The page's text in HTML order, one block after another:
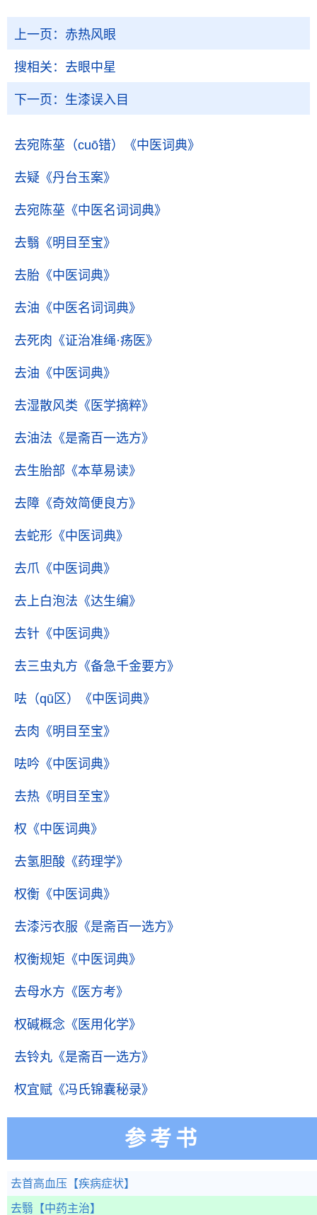
上一页： 赤热风眼
搜相关： 去眼中星
下一页： 生漆误入目
去宛陈莝（cuō错） 《中医词典》
去疑 《丹台玉案》
去宛陈莝 《中医名词词典》
去翳 《明目至宝》
去胎 《中医词典》
去油 《中医名词词典》
去死肉 《证治准绳·疡医》
去油 《中医词典》
去湿散风类 《医学摘粹》
去油法 《是斋百一选方》
去生胎部 《本草易读》
去障 《奇效简便良方》
去蛇形 《中医词典》
去爪 《中医词典》
去上白泡法 《达生编》
去针 《中医词典》
去三虫丸方 《备急千金要方》
呿（qū区） 《中医词典》
去肉 《明目至宝》
呿吟 《中医词典》
去热 《明目至宝》
权 《中医词典》
去氢胆酸 《药理学》
权衡 《中医词典》
去漆污衣服 《是斋百一选方》
权衡规矩 《中医词典》
去母水方 《医方考》
权碱概念 《医用化学》
去铃丸 《是斋百一选方》
权宜赋 《冯氏锦囊秘录》
参考书
去首高血压 【疾病症状】
去翳 【中药主治】